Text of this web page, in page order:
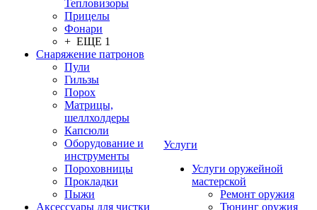
Тепловизоры
Прицелы
Фонари
+ ЕЩЕ 1
Снаряжение патронов
Пули
Гильзы
Порох
Матрицы,
шеллхолдеры
Капсюли
Оборудование и
инструменты
Пороховницы
Прокладки
Пыжи
Аксессуары для чистки
Услуги
Услуги оружейной
мастерской
Ремонт оружия
Тюнинг оружия